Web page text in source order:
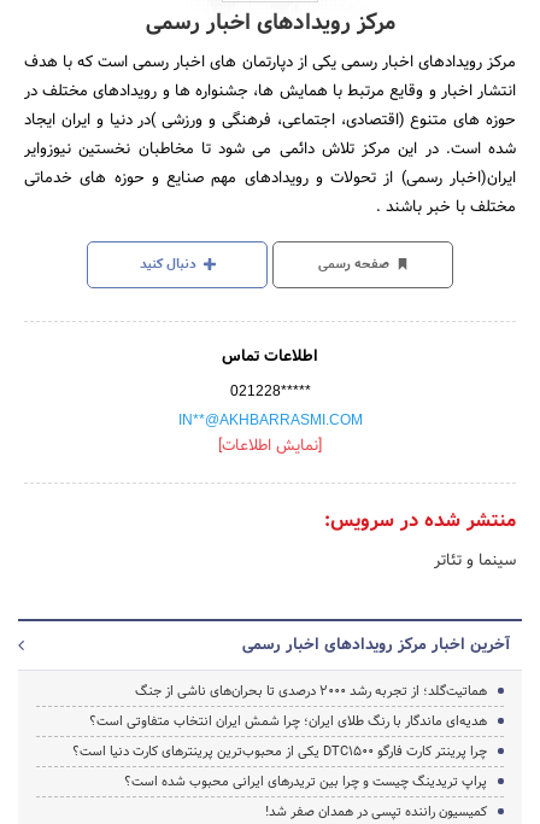
مرکز رویدادهای اخبار رسمی
مرکز رویدادهای اخبار رسمی یکی از دپارتمان های اخبار رسمی است که با هدف
انتشار اخبار و وقایع مرتبط با همایش ها، جشنواره ها و رویدادهای مختلف در
حوزه های متنوع (اقتصادی، اجتماعی، فرهنگی و ورزشی )در دنیا و ایران ایجاد
شده است. در این مرکز تلاش دائمی می شود تا مخاطبان نخستین نیوزوایر
ایران(اخبار رسمی) از تحولات و رویدادهای مهم صنایع و حوزه های خدماتی
مختلف با خبر باشند .
صفحه رسمی دنبال کنید
اطلاعات تماس
021228*****
IN**@AKHBARRASMI.COM
[نمایش اطلاعات]
منتشر شده در سرویس:
سینما و تئاتر
آخرین اخبار مرکز رویدادهای اخبار رسمی
هماتیت‌گلد؛ از تجربه رشد ۲۰۰۰ درصدی تا بحران‌های ناشی از جنگ
هدیه‌ای ماندگار با رنگ طلای ایران؛ چرا شمش ایران انتخاب متفاوتی است؟
چرا پرینتر کارت فارگو DTC1500 یکی از محبوب‌ترین پرینترهای کارت دنیا است؟
پراپ تریدینگ چیست و چرا بین تریدرهای ایرانی محبوب شده است؟
کمیسیون راننده تپسی در همدان صفر شد!